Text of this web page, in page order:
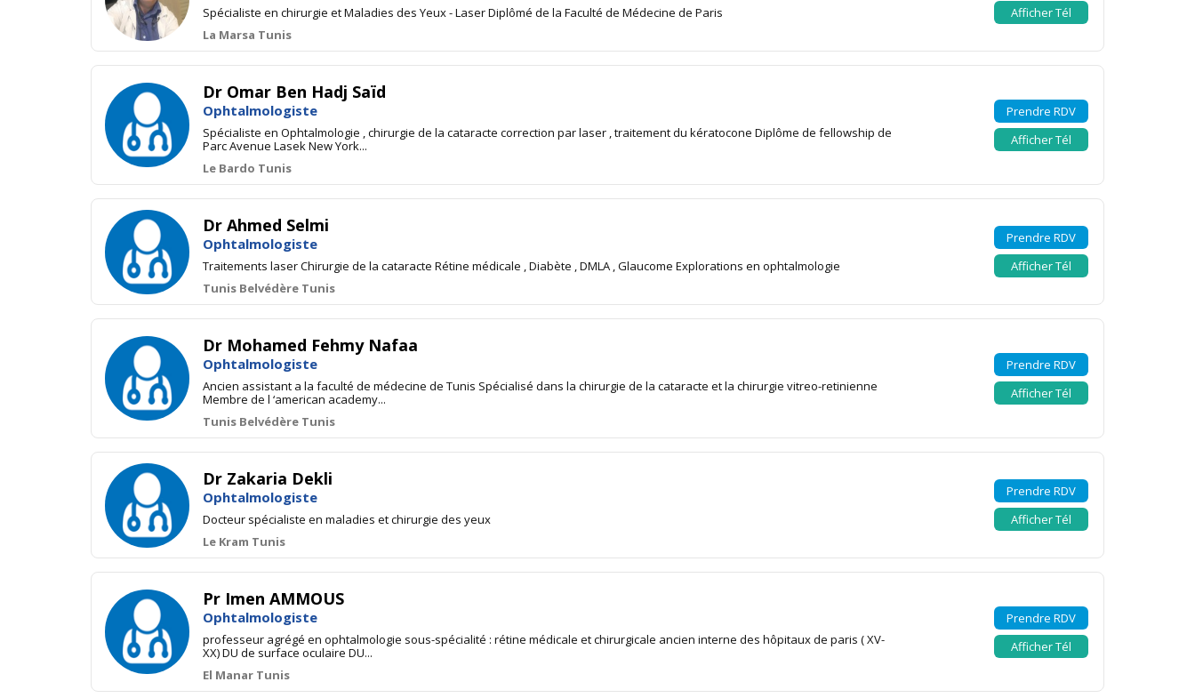
Spécialiste en chirurgie et Maladies des Yeux - Laser Diplômé de la Faculté de Médecine de Paris
La Marsa Tunis
Afficher Tél
Dr Omar Ben Hadj Saïd
Ophtalmologiste
Spécialiste en Ophtalmologie , chirurgie de la cataracte correction par laser , traitement du kératocone Diplôme de fellowship de
Parc Avenue Lasek New York...
Le Bardo Tunis
Prendre RDV
Afficher Tél
Dr Ahmed Selmi
Ophtalmologiste
Traitements laser Chirurgie de la cataracte Rétine médicale , Diabète , DMLA , Glaucome Explorations en ophtalmologie
Tunis Belvédère Tunis
Prendre RDV
Afficher Tél
Dr Mohamed Fehmy Nafaa
Ophtalmologiste
Ancien assistant a la faculté de médecine de Tunis Spécialisé dans la chirurgie de la cataracte et la chirurgie vitreo-retinienne
Membre de l ‘american academy...
Tunis Belvédère Tunis
Prendre RDV
Afficher Tél
Dr Zakaria Dekli
Ophtalmologiste
Docteur spécialiste en maladies et chirurgie des yeux
Le Kram Tunis
Prendre RDV
Afficher Tél
Pr Imen AMMOUS
Ophtalmologiste
professeur agrégé en ophtalmologie sous-spécialité : rétine médicale et chirurgicale ancien interne des hôpitaux de paris ( XV-
XX) DU de surface oculaire DU...
El Manar Tunis
Prendre RDV
Afficher Tél